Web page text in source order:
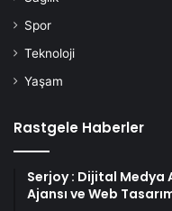
Spor
Teknoloji
Yaşam
Rastgele Haberler
Serjoy : Dijital Medya
Ajansı ve Web